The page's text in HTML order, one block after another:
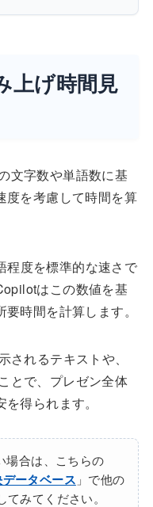
上げ時間見
文字数や単語数に基
度を考慮して時間を算
程度を標準的な速さで
はこの数値を基
時間を計算します。
れるテキストや、
とで、プレゼン全体
得られます。
場合は、こちらの
ータベース 」で他の
みてください。